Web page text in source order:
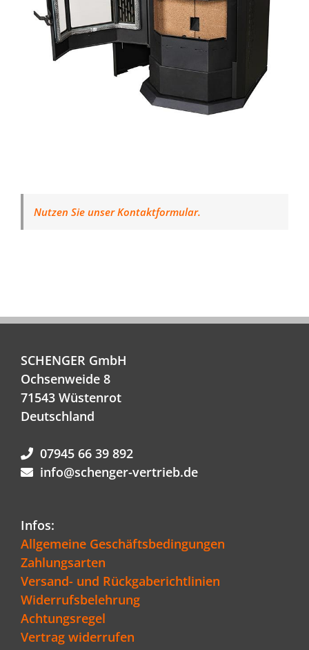
Nutzen Sie unser Kontaktformular.
SCHENGER GmbH
Ochsenweide 8
71543 Wüstenrot
Deutschland
07945 66 39 892
info@schenger-vertrieb.de
Infos:
Allgemeine Geschäftsbedingungen
Zahlungsarten
Versand- und Rückgaberichtlinien
Widerrufsbelehrung
Achtungsregel
Vertrag widerrufen